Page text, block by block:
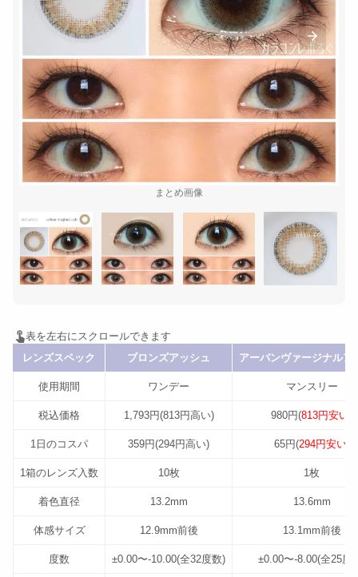
まとめ画像
レンズスペック ブロンズアッシュ アーバンヴァージナルア
使用期間 ワンデー マンスリー
税込価格 1,793円(813円高い) 980円(813円安い
1日のコスパ 359円(294円高い) 65円(294円安い
1箱のレンズ入数 10枚 1枚
着色直径 13.2mm 13.6mm
体感サイズ 12.9mm前後 13.1mm前後
度数 ±0.00〜-10.00(全32度数) ±0.00〜-8.00(全25度